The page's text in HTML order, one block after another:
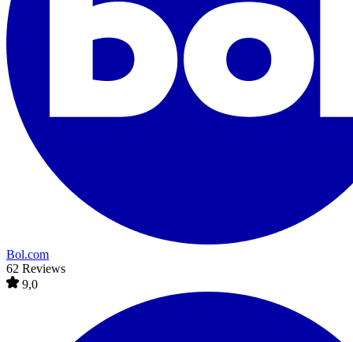
Bol.com
62 Reviews
9,0